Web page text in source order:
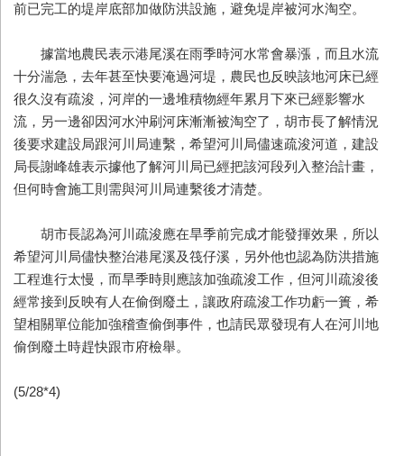
前已完工的堤岸底部加做防洪設施，避免堤岸被河水淘空。
據當地農民表示港尾溪在雨季時河水常會暴漲，而且水流
十分湍急，去年甚至快要淹過河堤，農民也反映該地河床已經
很久沒有疏浚，河岸的一邊堆積物經年累月下來已經影響水
流，另一邊卻因河水沖刷河床漸漸被淘空了，胡市長了解情況
後要求建設局跟河川局連繫，希望河川局儘速疏浚河道，建設
局長謝峰雄表示據他了解河川局已經把該河段列入整治計畫，
但何時會施工則需與河川局連繫後才清楚。
胡市長認為河川疏浚應在旱季前完成才能發揮效果，所以
希望河川局儘快整治港尾溪及筏仔溪，另外他也認為防洪措施
工程進行太慢，而旱季時則應該加強疏浚工作，但河川疏浚後
經常接到反映有人在偷倒廢土，讓政府疏浚工作功虧一簣，希
望相關單位能加強稽查偷倒事件，也請民眾發現有人在河川地
偷倒廢土時趕快跟市府檢舉。
(5/28*4)